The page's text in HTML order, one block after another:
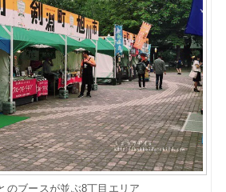
のブースが並ぶ8丁目エリア